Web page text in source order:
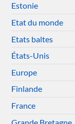
Estonie
Etat du monde
Etats baltes
États-Unis
Europe
Finlande
France
Grande Bretagne